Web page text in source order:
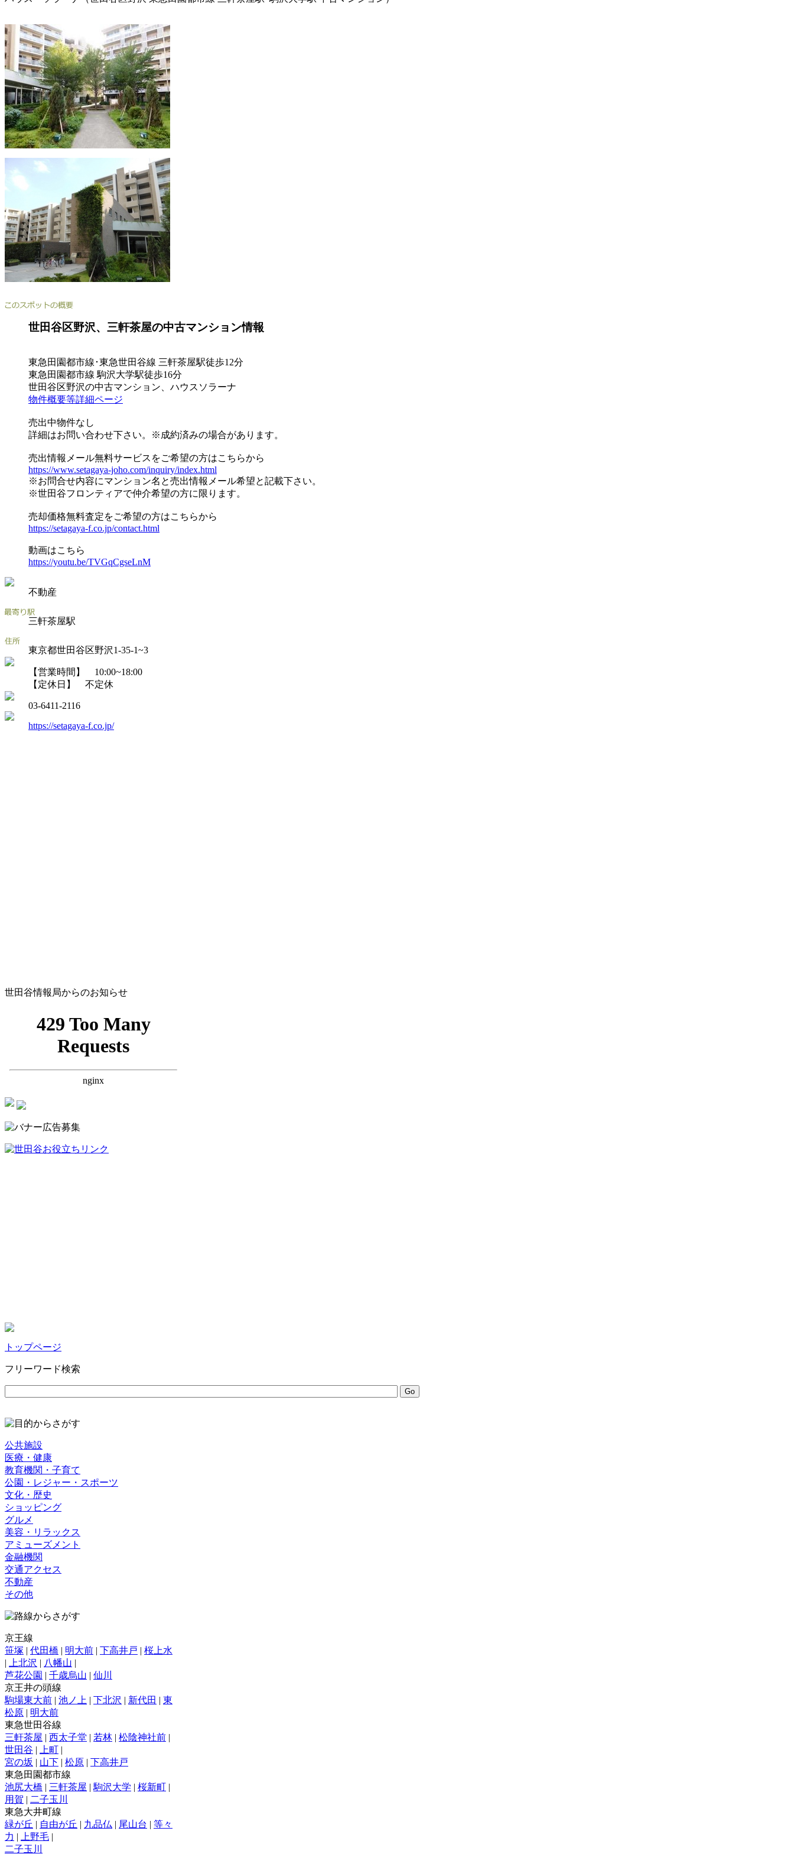
世田谷区野沢、三軒茶屋の中古マンション情報
東急田園都市線･東急世田谷線 三軒茶屋駅徒歩12分
東急田園都市線 駒沢大学駅徒歩16分
世田谷区野沢の中古マンション、ハウスソラーナ
物件概要等詳細ページ
売出中物件なし
詳細はお問い合わせ下さい。※成約済みの場合があります。
売出情報メール無料サービスをご希望の方はこちらから
https://www.setagaya-joho.com/inquiry/index.html
※お問合せ内容にマンション名と売出情報メール希望と記載下さい。
※世田谷フロンティアで仲介希望の方に限ります。
売却価格無料査定をご希望の方はこちらから
https://setagaya-f.co.jp/contact.html
動画はこちら
https://youtu.be/TVGqCgseLnM
不動産
三軒茶屋駅
東京都世田谷区野沢1-35-1~3
【営業時間】 10:00~18:00
【定休日】 不定休
03-6411-2116
https://setagaya-f.co.jp/
世田谷情報局からのお知らせ
トップページ
フリーワード検索
公共施設
医療・健康
教育機関・子育て
公園・レジャー・スポーツ
文化・歴史
ショッピング
グルメ
美容・リラックス
アミューズメント
金融機関
交通アクセス
不動産
その他
京王線
笹塚 | 代田橋 | 明大前 | 下高井戸 | 桜上水
|
上北沢 | 八幡山 |
芦花公園 | 千歳烏山 | 仙川
京王井の頭線
駒場東大前 | 池ノ上 | 下北沢 | 新代田 | 東
松原 | 明大前
東急世田谷線
三軒茶屋 | 西太子堂 | 若林 | 松陰神社前 |
世田谷 | 上町 |
宮の坂 | 山下 | 松原 | 下高井戸
東急田園都市線
池尻大橋 | 三軒茶屋 | 駒沢大学 | 桜新町 |
用賀 | 二子玉川
東急大井町線
緑が丘 | 自由が丘 | 九品仏 | 尾山台 | 等々
力 | 上野毛 |
二子玉川